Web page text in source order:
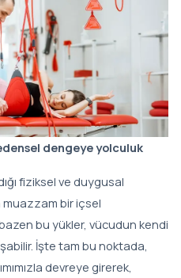
Pilates
dengeye yolculuk
fiziksel ve duygusal
muazzam bir içsel
bu yükler, vücudun kendi
İşte tam bu noktada,
devreye girerek,